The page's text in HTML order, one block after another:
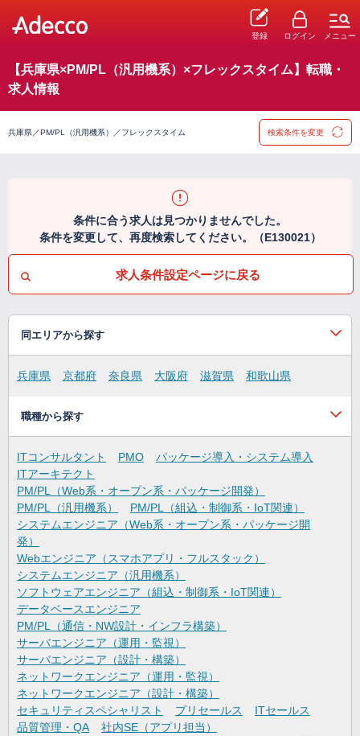
登録 ログイン メニュー
【兵庫県×PM/PL（汎用機系）×フレックスタイム】転職・
求人情報
兵庫県／PM/PL（汎用機系）／フレックスタイム 検索条件を変更
条件に合う求人は見つかりませんでした。
条件を変更して、再度検索してください。（E130021）
求人条件設定ページに戻る
同エリアから探す
兵庫県 京都府 奈良県 大阪府 滋賀県 和歌山県
職種から探す
ITコンサルタント PMO
パッケージ導入・システム導入
ITアーキテクト
PM/PL（Web系・オープン系・パッケージ開発）
PM/PL（汎用機系）
PM/PL（組込・制御系・IoT関連）
システムエンジニア（Web系・オープン系・パッケージ開
発）
Webエンジニア（スマホアプリ・フルスタック）
システムエンジニア（汎用機系）
ソフトウェアエンジニア（組込・制御系・IoT関連）
データベースエンジニア
PM/PL（通信・NW設計・インフラ構築）
サーバエンジニア（運用・監視）
サーバエンジニア（設計・構築）
ネットワークエンジニア（運用・監視）
ネットワークエンジニア（設計・構築）
セキュリティスペシャリスト
プリセールス
ITセールス
品質管理・QA
社内SE（アプリ担当）